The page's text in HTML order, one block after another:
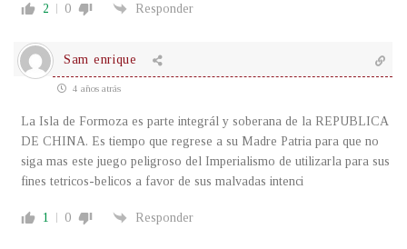
2 0 Responder
Sam enrique
4 años atrás
La Isla de Formoza es parte integrál y soberana de la REPUBLICA
DE CHINA. Es tiempo que regrese a su Madre Patria para que no
siga mas este juego peligroso del Imperialismo de utilizarla para sus
fines tetricos-belicos a favor de sus malvadas intenci
1 0 Responder